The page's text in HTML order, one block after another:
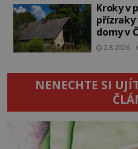
Kroky v
přízraky
domy v
2.8.2026
NENECHTE SI